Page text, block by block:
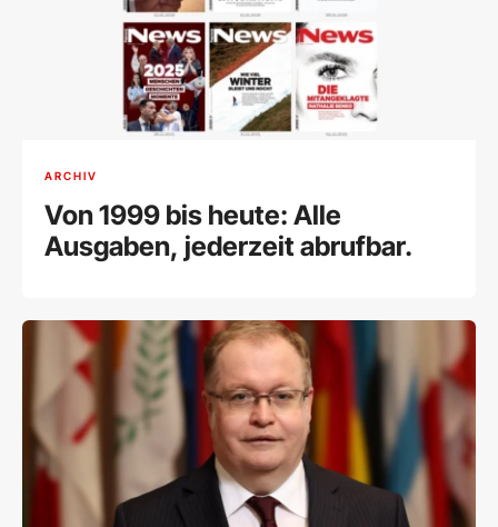
ARCHIV
Von 1999 bis heute: Alle
Ausgaben, jederzeit abrufbar.